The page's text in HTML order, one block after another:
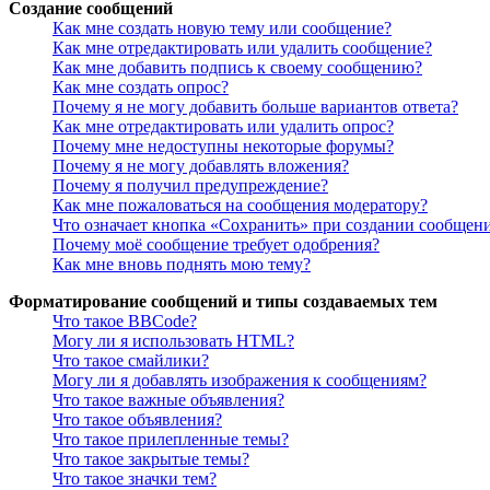
Создание сообщений
Как мне создать новую тему или сообщение?
Как мне отредактировать или удалить сообщение?
Как мне добавить подпись к своему сообщению?
Как мне создать опрос?
Почему я не могу добавить больше вариантов ответа?
Как мне отредактировать или удалить опрос?
Почему мне недоступны некоторые форумы?
Почему я не могу добавлять вложения?
Почему я получил предупреждение?
Как мне пожаловаться на сообщения модератору?
Что означает кнопка «Сохранить» при создании
Почему моё сообщение требует одобрения?
Как мне вновь поднять мою тему?
Форматирование сообщений и типы создаваемых тем
Что такое BBCode?
Могу ли я использовать HTML?
Что такое смайлики?
Могу ли я добавлять изображения к сообщениям?
Что такое важные объявления?
Что такое объявления?
Что такое прилепленные темы?
Что такое закрытые темы?
Что такое значки тем?